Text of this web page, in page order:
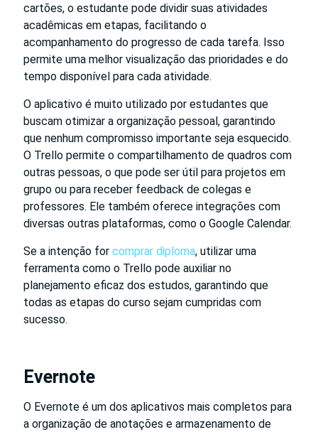
cartões, o estudante pode dividir suas atividades
acadêmicas em etapas, facilitando o
acompanhamento do progresso de cada tarefa. Isso
permite uma melhor visualização das prioridades e do
tempo disponível para cada atividade.
O aplicativo é muito utilizado por estudantes que
buscam otimizar a organização pessoal, garantindo
que nenhum compromisso importante seja esquecido.
O Trello permite o compartilhamento de quadros com
outras pessoas, o que pode ser útil para projetos em
grupo ou para receber feedback de colegas e
professores. Ele também oferece integrações com
diversas outras plataformas, como o Google Calendar.
Se a intenção for comprar diploma, utilizar uma
ferramenta como o Trello pode auxiliar no
planejamento eficaz dos estudos, garantindo que
todas as etapas do curso sejam cumpridas com
sucesso.
Evernote
O Evernote é um dos aplicativos mais completos para
a organização de anotações e armazenamento de